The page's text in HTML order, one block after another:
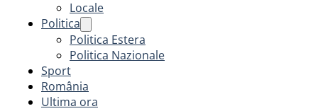
Locale
Politica
Politica Estera
Politica Nazionale
Sport
România
Ultima ora